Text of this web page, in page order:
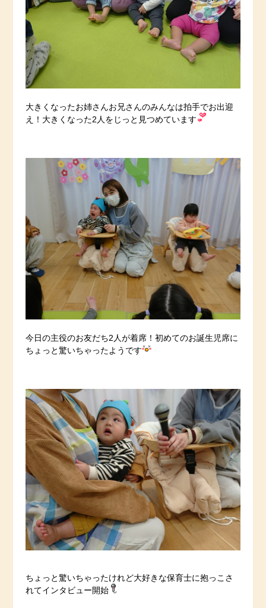
大きくなったお姉さんお兄さんのみんなは拍手でお出迎
え！大きくなった2人をじっと見つめています
今日の主役のお友だち2人が着席！初めてのお誕生児席に
ちょっと驚いちゃったようです
ちょっと驚いちゃったけれど大好きな保育士に抱っこさ
れてインタビュー開始